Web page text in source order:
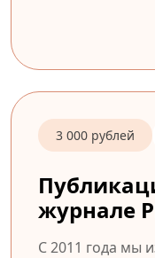
3 000 рублей
журнале
С 2011 года мы